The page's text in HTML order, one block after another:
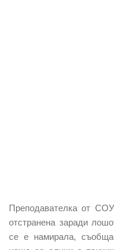
Преподавателка от
отстранена заради
се е намирала,